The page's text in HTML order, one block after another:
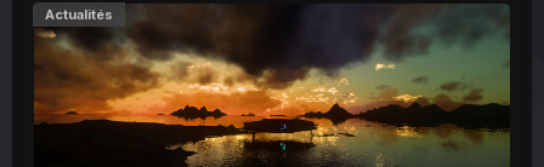
Actualités